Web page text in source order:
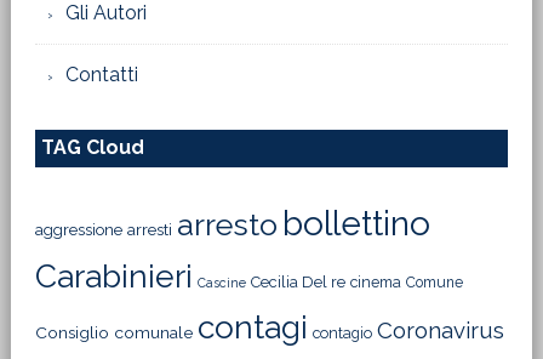
Gli Autori
Contatti
TAG Cloud
aggressione arresti arresto bollettino
Carabinieri Cascine Cecilia Del re cinema Comune
Consiglio comunale contagi contagio Coronavirus